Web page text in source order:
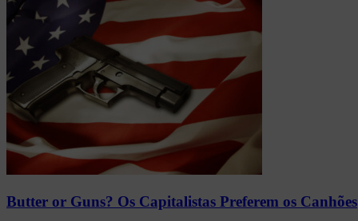
Butter or Guns? Os Capitalistas Preferem os Canhões